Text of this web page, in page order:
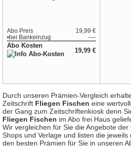
Abo Preis
19,99 €
•bei Bankeinzug ----
Abo Kosten
19,99 €
Durch unseren Prämien-Vergleich
Zeitschrift Fliegen Fischen eine
der Gang zum Zeitschriftenkiosk denn
Fliegen Fischen im Abo frei Haus
Wir vergleichen für Sie die Angebote
Shops und Verlage und listen die
den besten Prämien für Sie in unseren